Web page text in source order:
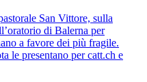
San Vittore, sulla
di Balerna per
a favore dei più fragile.
le presentano per catt.ch e